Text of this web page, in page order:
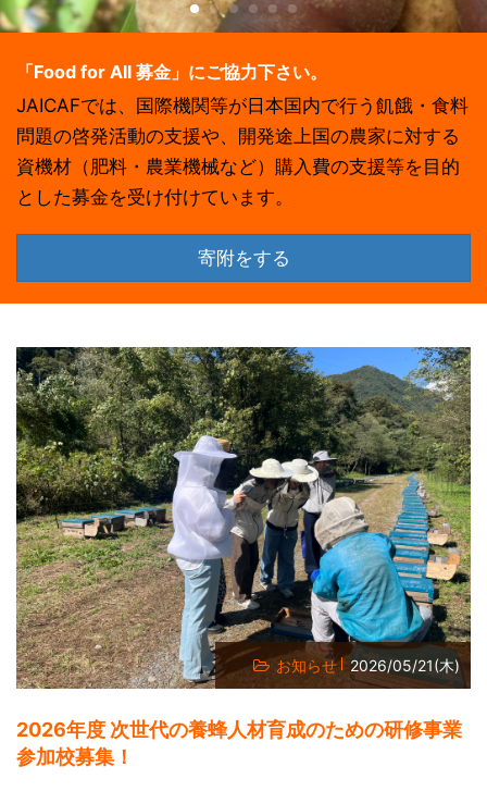
「Food for All 募金」にご協力下さい。
JAICAFでは、国際機関等が日本国内で行う飢餓・食料
問題の啓発活動の支援や、開発途上国の農家に対する
資機材（肥料・農業機械など）購入費の支援等を目的
とした募金を受け付けています。
寄附をする
お知らせ 2026/05/21(木)
2026年度 次世代の養蜂人材育成のための研修事業
参加校募集！